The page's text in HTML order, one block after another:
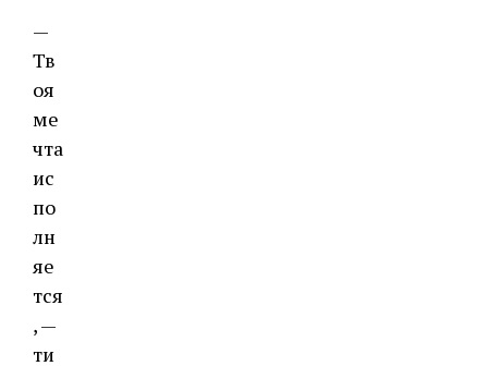
—
Тв
оя
ме
чта
ис
по
лн
яе
тся
, —
ти